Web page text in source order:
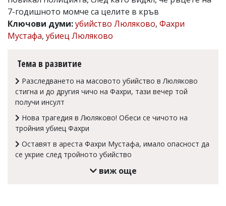
Коментарите
под
статиите
се
читателите
редакцията
носи
откриете
обиден
7-годишното момче са целите в кръв
Ключови думи:убийство Люляково, Фахри
Мустафа, убиец Люляково
Тема в развитие
Разследването на масовото убийство в Люляково
стигна и до другия чичо на Фахри, тази вечер той
получи инсулт
Нова трагедия в Люляково! Обеси се чичото на
тройния убиец Фахри
Оставят в ареста Фахри Мустафа, имало опасност да
се укрие след тройното убийство
виж още